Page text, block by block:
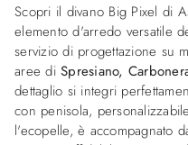
Scopri il divano Big Pixel di
elemento d'arredo versatile
servizio di progettazione su
aree di Spresiano,
dettaglio si integri
con penisola,
l'ecopelle, è accompagnato